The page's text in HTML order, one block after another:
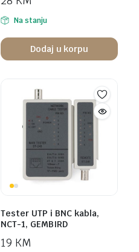
Na stanju
Dodaj u korpu
Tester UTP i BNC kabla,
NCT-1, GEMBIRD
19 KM